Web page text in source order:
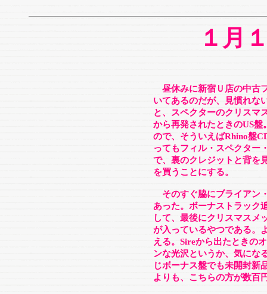
１月
昼休みに新宿Ｕ店の中古
いてあるのだが、見慣れな
と、スペクターのクリスマ
から再発されたときのUS
ので、そういえばRhino盤
ってもフィル・スペクター
で、裏のクレジットと背を
を買うことにする。
そのすぐ脇にブライアン
あった。ボーナストラック
して、最後にクリスマスメ
が入っているやつである。
える。Sireから出たときの
ンな光沢というか、気にな
じボーナス盤でも未開封新
よりも、こちらの方が数百